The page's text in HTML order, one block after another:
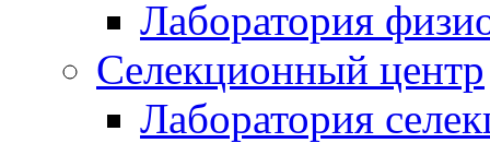
Лаборатория
Селекционный центр
Лаборатория